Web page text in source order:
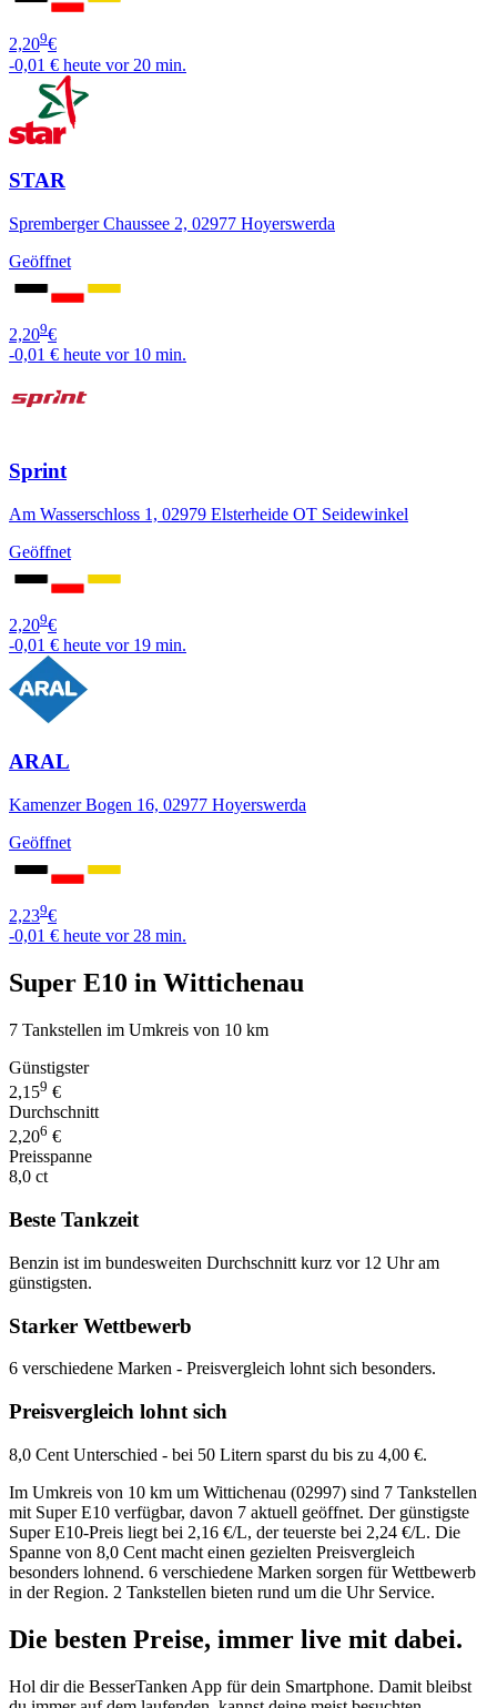
2,209€
-0,01 € heute vor 20 min.
STAR
Spremberger Chaussee 2, 02977 Hoyerswerda
Geöffnet
2,209€
-0,01 € heute vor 10 min.
Sprint
Am Wasserschloss 1, 02979 Elsterheide OT Seidewinkel
Geöffnet
2,209€
-0,01 € heute vor 19 min.
ARAL
Kamenzer Bogen 16, 02977 Hoyerswerda
Geöffnet
2,239€
-0,01 € heute vor 28 min.
Super E10 in Wittichenau
7 Tankstellen im Umkreis von 10 km
Günstigster
2,159 €
Durchschnitt
2,206 €
Preisspanne
8,0 ct
Beste Tankzeit
Benzin ist im bundesweiten Durchschnitt kurz vor 12 Uhr am
günstigsten.
Starker Wettbewerb
6 verschiedene Marken - Preisvergleich lohnt sich besonders.
Preisvergleich lohnt sich
8,0 Cent Unterschied - bei 50 Litern sparst du bis zu 4,00 €.
Im Umkreis von 10 km um Wittichenau (02997) sind 7 Tankstellen
mit Super E10 verfügbar, davon 7 aktuell geöffnet. Der günstigste
Super E10-Preis liegt bei 2,16 €/L, der teuerste bei 2,24 €/L. Die
Spanne von 8,0 Cent macht einen gezielten Preisvergleich
besonders lohnend. 6 verschiedene Marken sorgen für Wettbewerb
in der Region. 2 Tankstellen bieten rund um die Uhr Service.
Die besten Preise, immer live mit dabei.
Hol dir die BesserTanken App für dein Smartphone. Damit bleibst